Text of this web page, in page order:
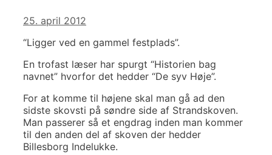
25. april 2012
“Ligger ved en gammel festplads”.
En trofast læser har spurgt “Historien bag
navnet” hvorfor det hedder “De syv Høje”.
For at komme til højene skal man gå ad den
sidste skovsti på søndre side af Strandskoven.
Man passerer så et engdrag inden man kommer
til den anden del af skoven der hedder
Billesborg Indelukke.